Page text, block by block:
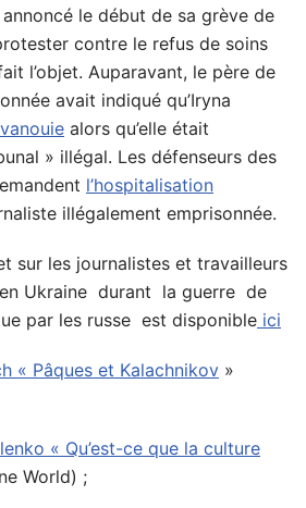
le début de sa grève de
contre le refus de soins
l’objet. Auparavant, le père de
avait indiqué qu’Iryna
alors qu’elle était
» illégal. Les défenseurs des
l’hospitalisation
illégalement emprisonnée.
sur les journalistes et travailleurs
Ukraine durant la guerre de
par les russe est disponible ici
« Pâques et Kalachnikov »
« Qu’est-ce que la culture
World) ;